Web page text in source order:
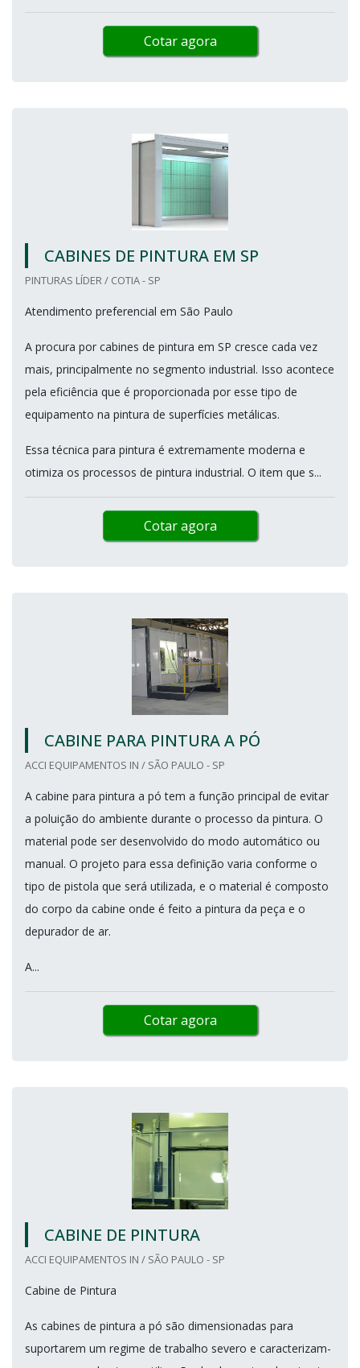
Cotar agora
CABINES DE PINTURA EM SP
PINTURAS LÍDER / COTIA - SP
Atendimento preferencial em São Paulo
A procura por cabines de pintura em SP cresce cada vez
mais, principalmente no segmento industrial. Isso acontece
pela eficiência que é proporcionada por esse tipo de
equipamento na pintura de superfícies metálicas.
Essa técnica para pintura é extremamente moderna e
otimiza os processos de pintura industrial. O item que s...
Cotar agora
CABINE PARA PINTURA A PÓ
ACCI EQUIPAMENTOS IN / SÃO PAULO - SP
A cabine para pintura a pó tem a função principal de evitar
a poluição do ambiente durante o processo da pintura. O
material pode ser desenvolvido do modo automático ou
manual. O projeto para essa definição varia conforme o
tipo de pistola que será utilizada, e o material é composto
do corpo da cabine onde é feito a pintura da peça e o
depurador de ar.
A...
Cotar agora
CABINE DE PINTURA
ACCI EQUIPAMENTOS IN / SÃO PAULO - SP
Cabine de Pintura
As cabines de pintura a pó são dimensionadas para
suportarem um regime de trabalho severo e caracterizam-